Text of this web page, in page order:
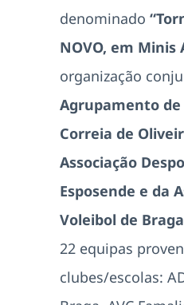
denominado
NOVO, em Minis
organização
Agrupamento de
Correia de
Associação
Esposende e da
Voleibol de
22 equipas
clubes/escolas: